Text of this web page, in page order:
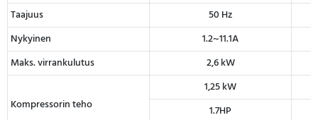
Taajuus
50 Hz
Nykyinen
1.2~11.1A
Maks. virrankulutus
2,6 kW
Kompressorin teho
1,25 kW
1.7HP